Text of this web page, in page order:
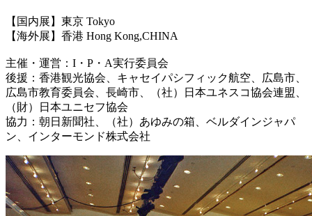
【国内展】東京 Tokyo
【海外展】香港 Hong Kong,CHINA
主催・運営：I・P・A実行委員会
後援：香港観光協会、キャセイパシフィック航空、広島市、
広島市教育委員会、長崎市、（社）日本ユネスコ協会連盟、
（財）日本ユニセフ協会
協力：朝日新聞社、（社）あゆみの箱、ベルダインジャパ
ン、インターモンド株式会社